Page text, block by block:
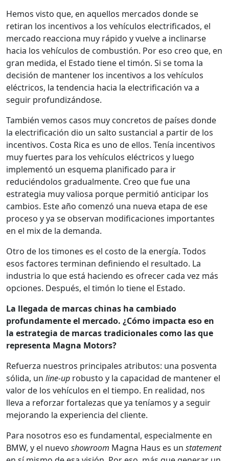
Hemos visto que, en aquellos mercados donde se
retiran los incentivos a los vehículos electrificados, el
mercado reacciona muy rápido y vuelve a inclinarse
hacia los vehículos de combustión. Por eso creo que, en
gran medida, el Estado tiene el timón. Si se toma la
decisión de mantener los incentivos a los vehículos
eléctricos, la tendencia hacia la electrificación va a
seguir profundizándose.
También vemos casos muy concretos de países donde
la electrificación dio un salto sustancial a partir de los
incentivos. Costa Rica es uno de ellos. Tenía incentivos
muy fuertes para los vehículos eléctricos y luego
implementó un esquema planificado para ir
reduciéndolos gradualmente. Creo que fue una
estrategia muy valiosa porque permitió anticipar los
cambios. Este año comenzó una nueva etapa de ese
proceso y ya se observan modificaciones importantes
en el mix de la demanda.
Otro de los timones es el costo de la energía. Todos
esos factores terminan definiendo el resultado. La
industria lo que está haciendo es ofrecer cada vez más
opciones. Después, el timón lo tiene el Estado.
La llegada de marcas chinas ha cambiado
profundamente el mercado. ¿Cómo impacta eso en
la estrategia de marcas tradicionales como las que
representa Magna Motors?
Refuerza nuestros principales atributos: una posventa
sólida, un line-up robusto y la capacidad de mantener el
valor de los vehículos en el tiempo. En realidad, nos
lleva a reforzar fortalezas que ya teníamos y a seguir
mejorando la experiencia del cliente.
Para nosotros eso es fundamental, especialmente en
BMW, y el nuevo showroom Magna Haus es un statement